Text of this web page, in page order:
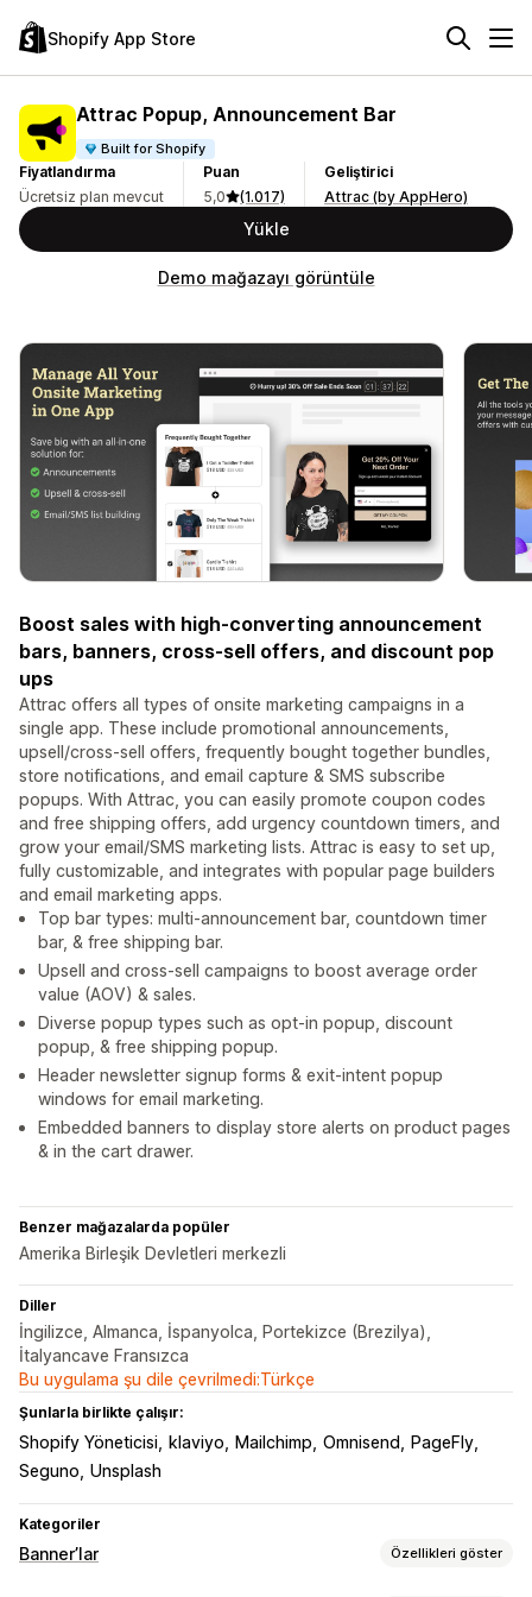
Shopify App Store
Attrac Popup, Announcement Bar
Built for Shopify
Fiyatlandırma
Ücretsiz plan mevcut
Puan
5,0
(1.017)
Geliştirici
Attrac (by AppHero)
Yükle
Demo mağazayı görüntüle
Boost sales with high-converting announcement
bars, banners, cross-sell offers, and discount pop
ups
Attrac offers all types of onsite marketing campaigns in a
single app. These include promotional announcements,
upsell/cross-sell offers, frequently bought together bundles,
store notifications, and email capture & SMS subscribe
popups. With Attrac, you can easily promote coupon codes
and free shipping offers, add urgency countdown timers, and
grow your email/SMS marketing lists. Attrac is easy to set up,
fully customizable, and integrates with popular page builders
and email marketing apps.
Top bar types: multi-announcement bar, countdown timer
bar, & free shipping bar.
Upsell and cross-sell campaigns to boost average order
value (AOV) & sales.
Diverse popup types such as opt-in popup, discount
popup, & free shipping popup.
Header newsletter signup forms & exit-intent popup
windows for email marketing.
Embedded banners to display store alerts on product pages
& in the cart drawer.
Benzer mağazalarda popüler
Amerika Birleşik Devletleri merkezli
Diller
İngilizce, Almanca, İspanyolca, Portekizce (Brezilya),
İtalyancave Fransızca
Bu uygulama şu dile çevrilmedi:Türkçe
Şunlarla birlikte çalışır:
Shopify Yöneticisi klaviyo Mailchimp Omnisend
PageFly
Seguno Unsplash
Kategoriler
Banner’lar Özellikleri göster